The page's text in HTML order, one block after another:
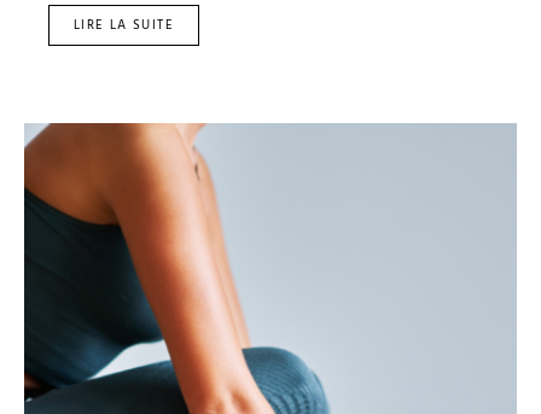
LIRE LA SUITE